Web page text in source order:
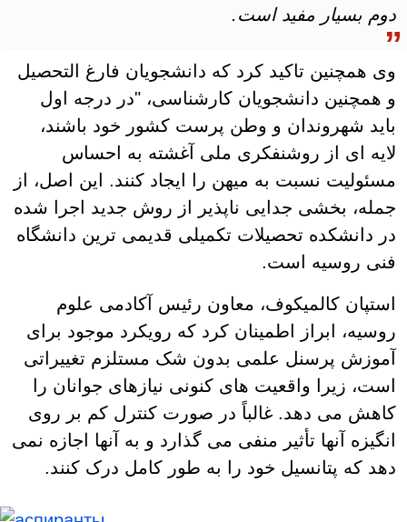
دوم بسیار مفید است.
وی همچنین تاکید کرد که دانشجویان فارغ التحصیل
و همچنین دانشجویان کارشناسی، "در درجه اول
باید شهروندان و وطن پرست کشور خود باشند،
لایه ای از روشنفکری ملی آغشته به احساس
مسئولیت نسبت به میهن را ایجاد کنند. این اصل، از
جمله، بخشی جدایی ناپذیر از روش جدید اجرا شده
در دانشکده تحصیلات تکمیلی قدیمی ترین دانشگاه
فنی روسیه است.
استپان کالمیکوف، معاون رئیس آکادمی علوم
روسیه، ابراز اطمینان کرد که رویکرد موجود برای
آموزش پرسنل علمی بدون شک مستلزم تغییراتی
است، زیرا واقعیت های کنونی نیازهای جوانان را
کاهش می دهد. غالباً در صورت کنترل کم بر روی
انگیزه آنها تأثیر منفی می گذارد و به آنها اجازه نمی
دهد که پتانسیل خود را به طور کامل درک کنند.